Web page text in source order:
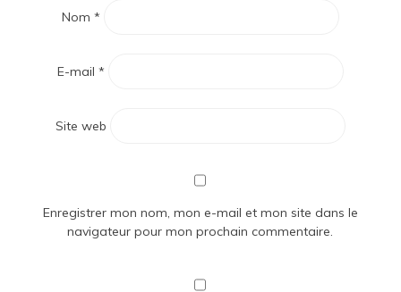
Nom *
E-mail *
Site web
Enregistrer mon nom, mon e-mail et mon site dans le
navigateur pour mon prochain commentaire.